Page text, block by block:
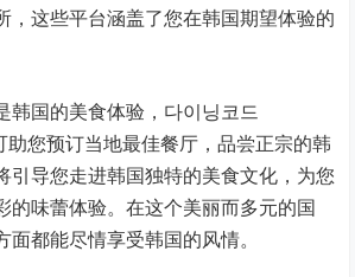
，这些平台涵盖了您在韩国期望体验的
韩国的美食体验，다이닝코드
助您预订当地最佳餐厅，品尝正宗的韩
引导您走进韩国独特的美食文化，为您
的味蕾体验。在这个美丽而多元的国
都能尽情享受韩国的风情。